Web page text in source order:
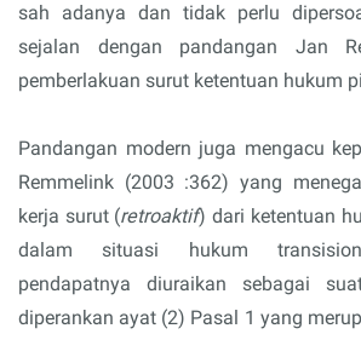
sah adanya dan tidak perlu
sejalan dengan pandangan Jan
pemberlakuan surut ketentuan hukum
Pandangan modern juga mengacu
Remmelink (2003 :362) yang
kerja surut (retroaktif) dari ketentuan
dalam situasi hukum
pendapatnya diuraikan sebagai
diperankan ayat (2) Pasal 1 yang